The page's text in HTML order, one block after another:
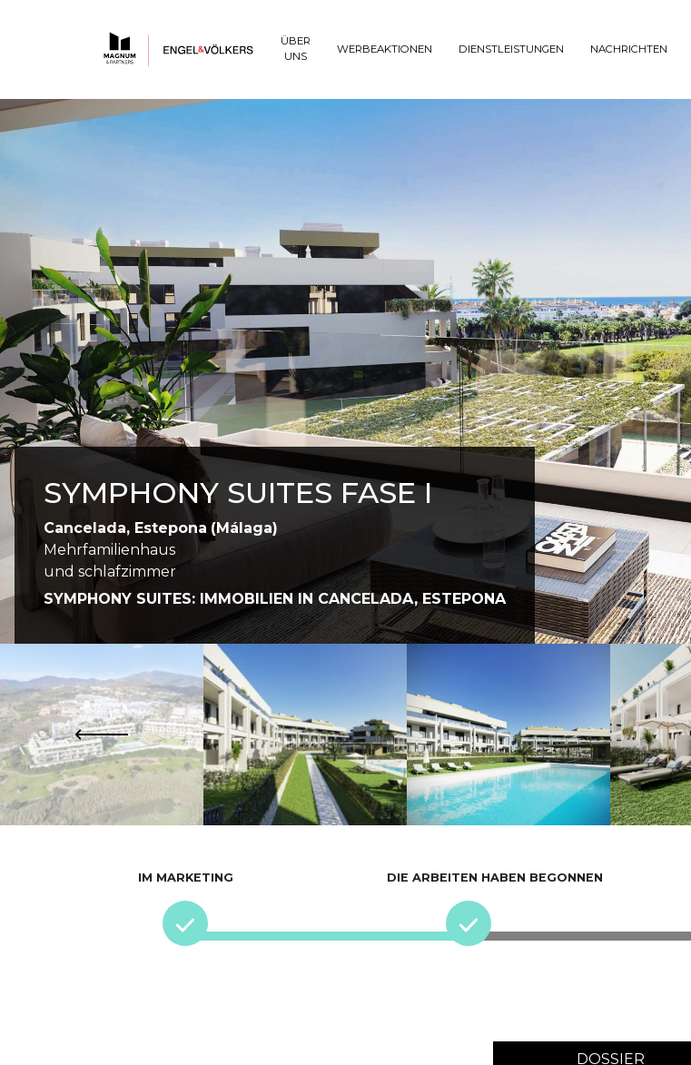
ÜBER
UNS
WERBEAKTIONEN DIENSTLEISTUNGEN NACHRICHTEN
SYMPHONY SUITES FASE I
Cancelada, Estepona (Málaga)
Mehrfamilienhaus
und schlafzimmer
SYMPHONY SUITES: IMMOBILIEN IN CANCELADA, ESTEPONA
IM MARKETING DIE ARBEITEN HABEN BEGONNEN
DOSSIER